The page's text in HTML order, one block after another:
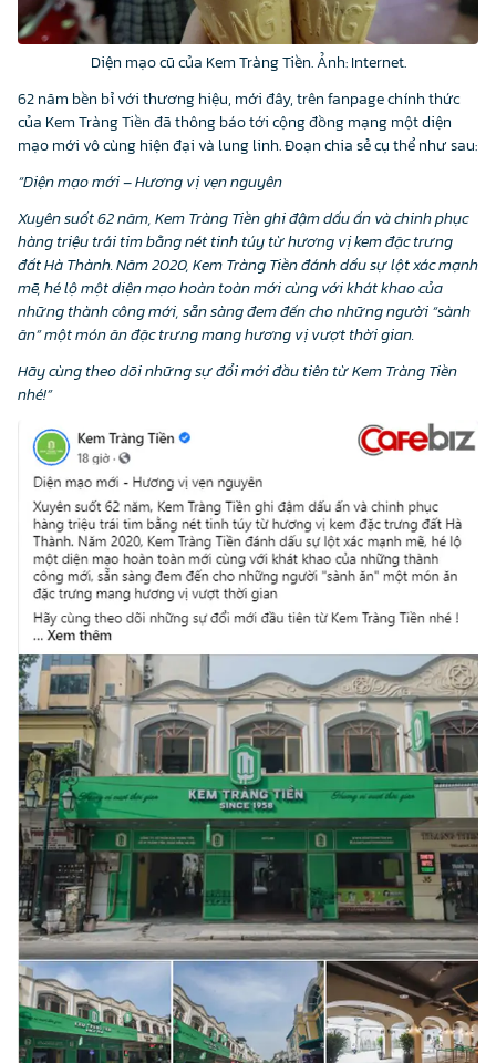
Diện mạo cũ của Kem Tràng Tiền. Ảnh: Internet.
62 năm bền bỉ với thương hiệu, mới đây, trên fanpage chính thức
của Kem Tràng Tiền đã thông báo tới cộng đồng mạng một diện
mạo mới vô cùng hiện đại và lung linh. Đoạn chia sẻ cụ thể như sau:
“Diện mạo mới – Hương vị vẹn nguyên
Xuyên suốt 62 năm, Kem Tràng Tiền ghi đậm dấu ấn và chinh phục
hàng triệu trái tim bằng nét tinh túy từ hương vị kem đặc trưng
đất Hà Thành. Năm 2020, Kem Tràng Tiền đánh dấu sự lột xác mạnh
mẽ, hé lộ một diện mạo hoàn toàn mới cùng với khát khao của
những thành công mới, sẵn sàng đem đến cho những người “sành
ăn” một món ăn đặc trưng mang hương vị vượt thời gian.
Hãy cùng theo dõi những sự đổi mới đầu tiên từ Kem Tràng Tiền
nhé!”